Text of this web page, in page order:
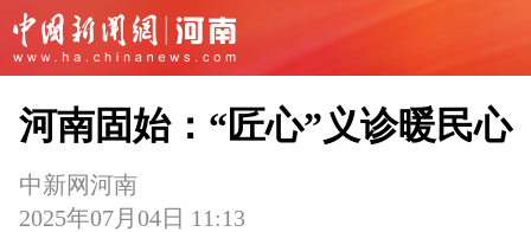
河南固始：“匠心”义诊暖民心
中新网河南
2025年07月04日 11:13